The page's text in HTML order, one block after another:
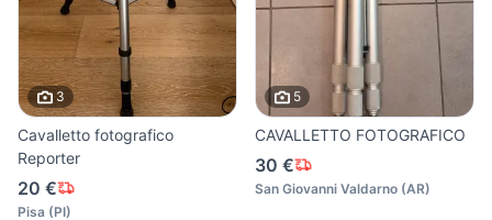
3
Cavalletto fotografico
Reporter
20 €
Pisa (PI)
5
CAVALLETTO FOTOGRAFICO
30 €
San Giovanni Valdarno (AR)